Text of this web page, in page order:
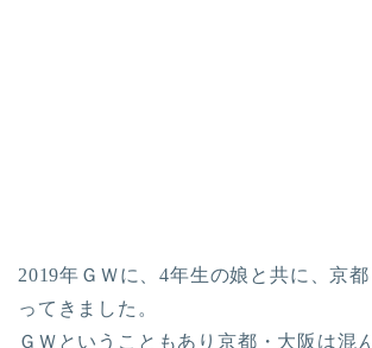
2019年ＧＷに、4年生の娘と共に、京
ってきました。
ＧＷということもあり京都・大阪は混